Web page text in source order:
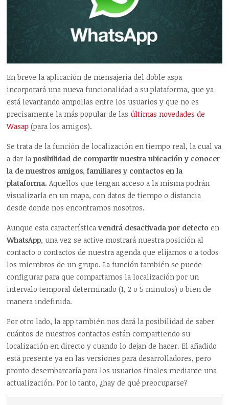
En breve la aplicación de mensajería del doble aspa
incorporará una nueva funcionalidad a su plataforma, que ya
está levantando ampollas entre los usuarios y que no es
precisamente la más popular de lasúltimas novedades de
Wasap (para los amigos).
Se trata de la función de localización en tiempo real, la cual va
a dar laposibilidad de compartir nuestra ubicación y conocer
la de nuestros amigos, familiares y contactos en la
plataforma. Aquellos que tengan acceso a la misma podrán
visualizarla en un mapa, con datos de tiempo o distancia
desde donde nos encontramos nosotros.
Aunque esta característicavendrá desactivada por defecto en
WhatsApp, una vez se active mostrará nuestra posición al
contacto o contactos de nuestra agenda que elijamos o a todos
los miembros de un grupo. La función también se puede
configurar para que compartamos la localización por un
intervalo temporal determinado (1, 2 o 5 minutos) o bien de
manera indefinida.
Por otro lado, la app también nos dará la posibilidad de saber
cuántos de nuestros contactos están compartiendo su
localización en directo y cuando lo dejan de hacer. El añadido
está presente ya en las versiones para desarrolladores, pero
pronto desembarcaría para los usuarios finales mediante una
actualización. Por lo tanto, ¿hay de qué preocuparse?